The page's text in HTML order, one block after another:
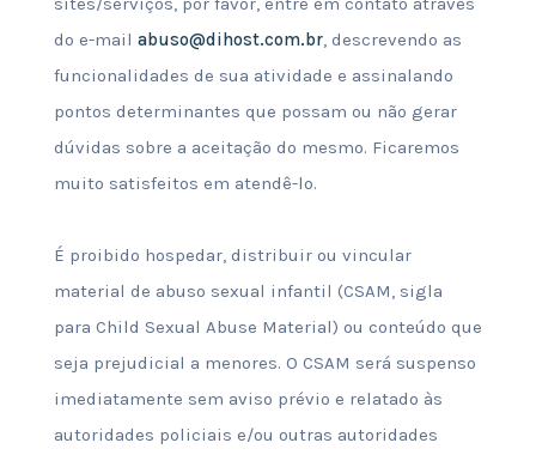
do e-mail abuso@dihost.com.br, descrevendo as
funcionalidades de sua atividade e assinalando
pontos determinantes que possam ou não gerar
dúvidas sobre a aceitação do mesmo. Ficaremos
muito satisfeitos em atendê-lo.
É proibido hospedar, distribuir ou vincular
material de abuso sexual infantil (CSAM, sigla
para Child Sexual Abuse Material) ou conteúdo que
seja prejudicial a menores. O CSAM será suspenso
imediatamente sem aviso prévio e relatado às
autoridades policiais e/ou outras autoridades